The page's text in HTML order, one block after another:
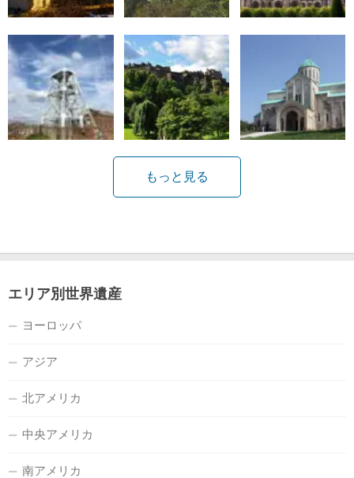
もっと見る
エリア別世界遺産
ヨーロッパ
アジア
北アメリカ
中央アメリカ
南アメリカ